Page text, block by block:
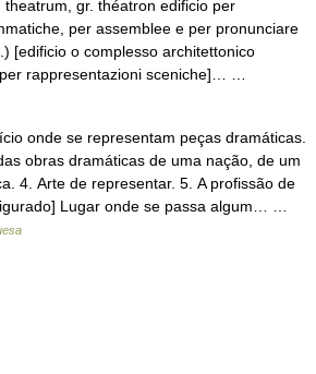
gr. théatron edificio per
per assemblee e per pronunciare
[edificio o complesso architettonico
rappresentazioni sceniche]… …
onde se representam peças dramáticas.
obras dramáticas de uma nação, de um
4. Arte de representar. 5. A profissão de
Lugar onde se passa algum… …